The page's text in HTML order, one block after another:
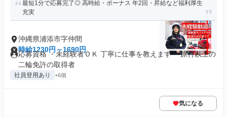
最短1分で応募完了◎ 高時給・ボーナス 年2回・昇給など福利厚生
充実
沖縄県浦添市字仲間
時給1230円～1690円
応募資格 ・未経験者ＯＫ 丁寧に仕事を教えます ・原付以上の
二輪免許の取得者
社員登用あり +6個
気になる